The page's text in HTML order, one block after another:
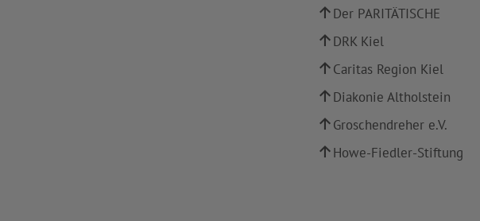
Der PARITÄTISCHE
DRK Kiel
Caritas Region Kiel
Diakonie Altholstein
Groschendreher e.V.
Howe-Fiedler-Stiftung